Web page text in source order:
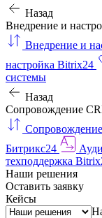
Назад
Внедрение и
Внедрение и
настройка Bitrix24
системы
Назад
Сопровождение
Битрикс24
техподдержка
Наши решения
Оставить заявку
Кейсы